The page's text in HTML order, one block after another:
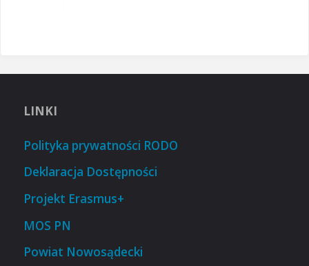
LINKI
Polityka prywatności RODO
Deklaracja Dostępności
Projekt Erasmus+
MOS PN
Powiat Nowosądecki